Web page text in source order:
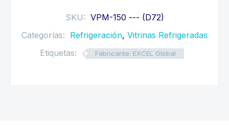
SKU: VPM-150 --- (D72)
Categorías: Refrigeración, Vitrinas Refrigeradas
Etiquetas:
Fabricante: EXCEL Global